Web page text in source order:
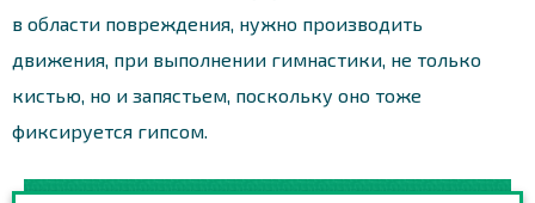
в области повреждения, нужно производить
движения, при выполнении гимнастики, не только
кистью, но и запястьем, поскольку оно тоже
фиксируется гипсом.